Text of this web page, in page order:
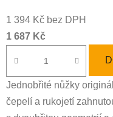
1 394 Kč bez DPH
1 687 Kč
Jednobřité nůžky
čepelí a rukojetí